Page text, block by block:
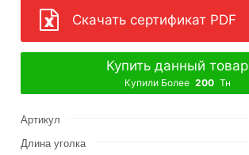
Скачать сертификат PDF
Купить данный товар
Купили Более 200 Тн
Артикул
Длина уголка